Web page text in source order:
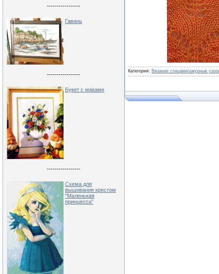
-----------------
Гавань
-----------------
Букет с маками
-----------------
Схема для
вышивания крестом
"Маленькая
принцесса"
Категория: Вязание спицами/ажурные